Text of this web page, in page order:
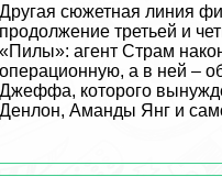
Другая сюжетная линия
продолжение третьей и
«Пилы»: агент Страм
операционную, а в ней –
Джеффа, которого
Денлон, Амaнды Янг и